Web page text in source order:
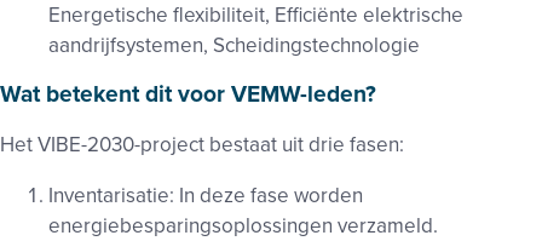
Energetische flexibiliteit, Efficiënte elektrische
aandrijfsystemen, Scheidingstechnologie
Wat betekent dit voor VEMW-leden?
HetVIBE-2030-project bestaat uit drie fasen:
Inventarisatie: In deze fase worden
energiebesparingsoplossingen verzameld.